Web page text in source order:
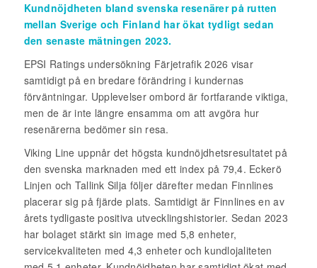
Kundnöjdheten bland svenska resenärer på rutten
mellan Sverige och Finland har ökat tydligt sedan
den senaste mätningen 2023.
EPSI Ratings undersökning Färjetrafik 2026 visar
samtidigt på en bredare förändring i kundernas
förväntningar. Upplevelser ombord är fortfarande viktiga,
men de är inte längre ensamma om att avgöra hur
resenärerna bedömer sin resa.
Viking Line uppnår det högsta kundnöjdhetsresultatet på
den svenska marknaden med ett index på 79,4. Eckerö
Linjen och Tallink Silja följer därefter medan Finnlines
placerar sig på fjärde plats. Samtidigt är Finnlines en av
årets tydligaste positiva utvecklingshistorier. Sedan 2023
har bolaget stärkt sin image med 5,8 enheter,
servicekvaliteten med 4,3 enheter och kundlojaliteten